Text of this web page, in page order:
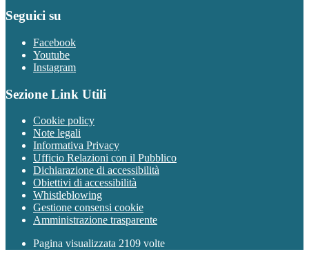
Seguici su
Facebook
Youtube
Instagram
Sezione Link Utili
Cookie policy
Note legali
Informativa Privacy
Ufficio Relazioni con il Pubblico
Dichiarazione di accessibilità
Obiettivi di accessibilità
Whistleblowing
Gestione consensi cookie
Amministrazione trasparente
Pagina visualizzata 2109 volte